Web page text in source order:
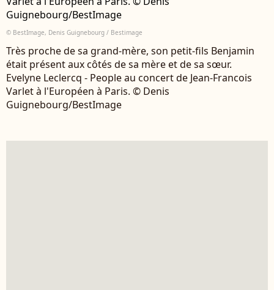
© BestImage, Denis Guignebourg / Bestimage
Très proche de sa grand-mère, son petit-fils Benjamin
était présent aux côtés de sa mère et de sa sœur.
Evelyne Leclercq - People au concert de Jean-Francois
Varlet à l'Européen à Paris. © Denis
Guignebourg/BestImage